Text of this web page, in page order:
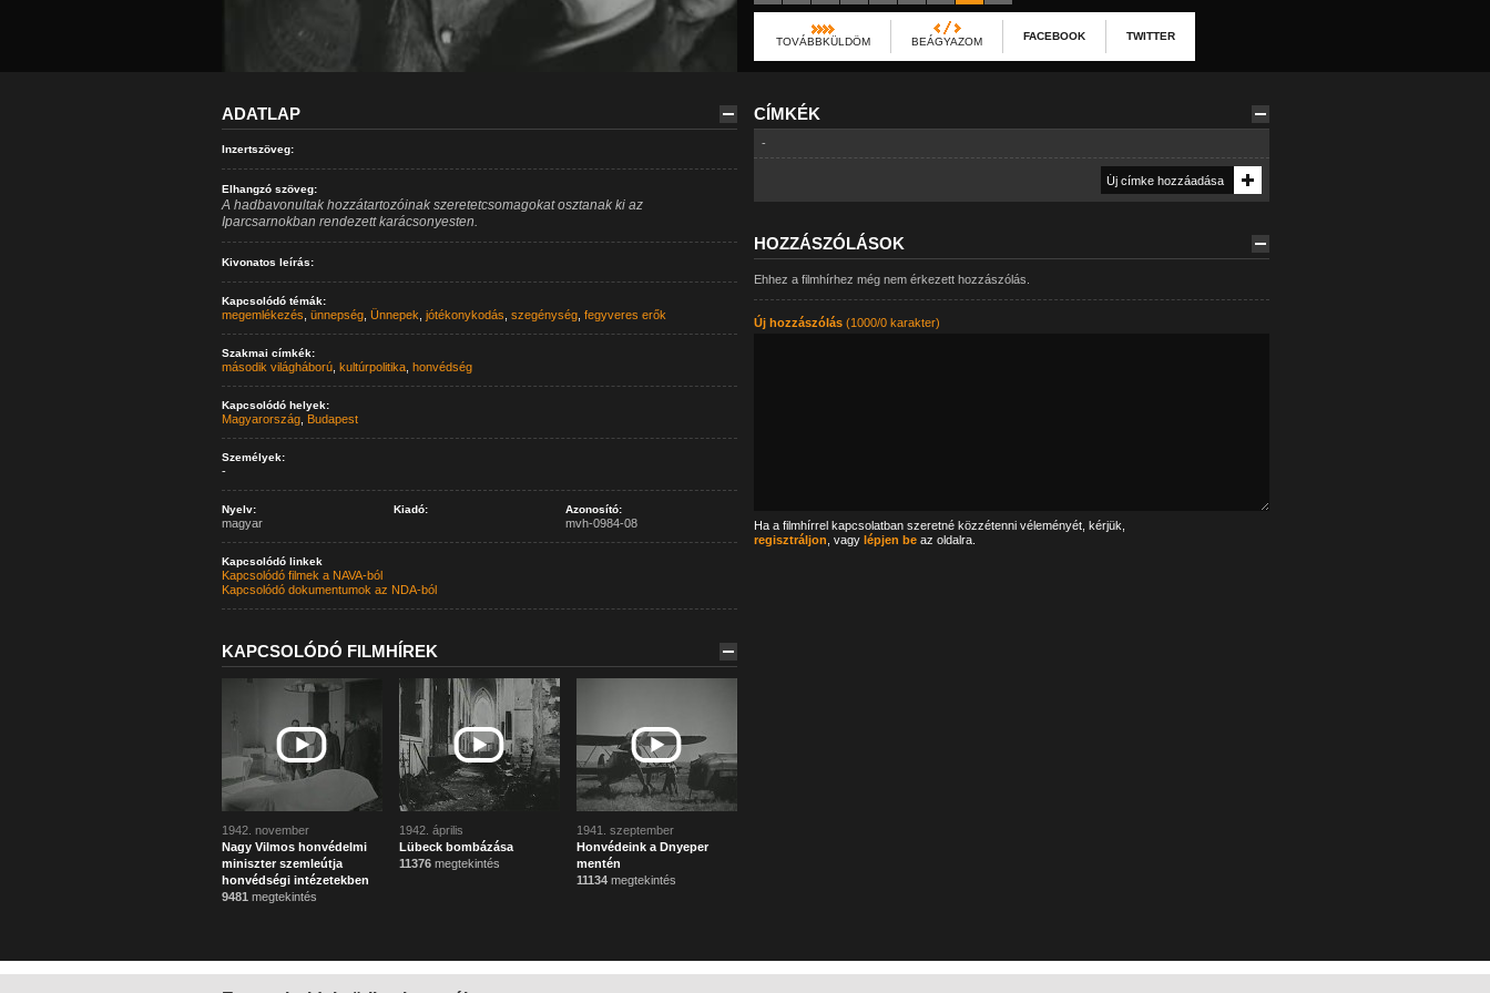
TOVÁBBKÜLDÖM BEÁGYAZOM FACEBOOK TWITTER
ADATLAP
Inzertszöveg:
Elhangzó szöveg:
A hadbavonultak hozzátartozóinak szeretetcsomagokat osztanak ki az
Iparcsarnokban rendezett karácsonyesten.
Kivonatos leírás:
Kapcsolódó témák:
megemlékezés ünnepség, Ünnepek jótékonykodás szegénység, fegyveres erők
Szakmai címkék:
második világháború, kultúrpolitika, honvédség
Kapcsolódó helyek:
Magyarország, Budapest
Személyek:
-
Nyelv:
magyar
Kiadó: Azonosító:
mvh-0984-08
Kapcsolódó linkek
Kapcsolódó filmek a NAVA-ból
Kapcsolódó dokumentumok az NDA-ból
KAPCSOLÓDÓ FILMHÍREK
1942. november
Nagy Vilmos honvédelmi
miniszter szemleútja
honvédségi intézetekben
9481 megtekintés
1942. április
Lübeck bombázása
11376megtekintés
1941. szeptember
Honvédeink a Dnyeper
mentén
11134megtekintés
CÍMKÉK
-
HOZZÁSZÓLÁSOK
Ehhez a filmhírhez még nem érkezett hozzászólás.
Új hozzászólás(1000/0 karakter)
Ha a filmhírrel kapcsolatban szeretné közzétenni véleményét, kérjük,
regisztráljon , vagy lépjen beaz oldalra.